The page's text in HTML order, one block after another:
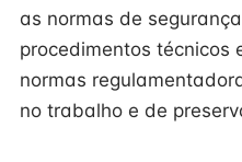
as normas de
procedimentos técnicos
normas
no trabalho e de